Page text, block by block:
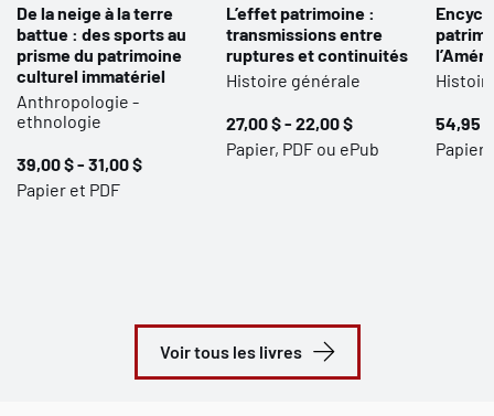
De la neige à la terre
battue : des sports au
prisme du patrimoine
culturel immatériel
Anthropologie -
ethnologie
39,00 $ - 31,00 $
Papier et PDF
L’effet patrimoine :
transmissions entre
ruptures et continuités
Histoire générale
27,00 $ - 22,00 $
Papier, PDF ou ePub
54,95
Papier
Voir tous les livres